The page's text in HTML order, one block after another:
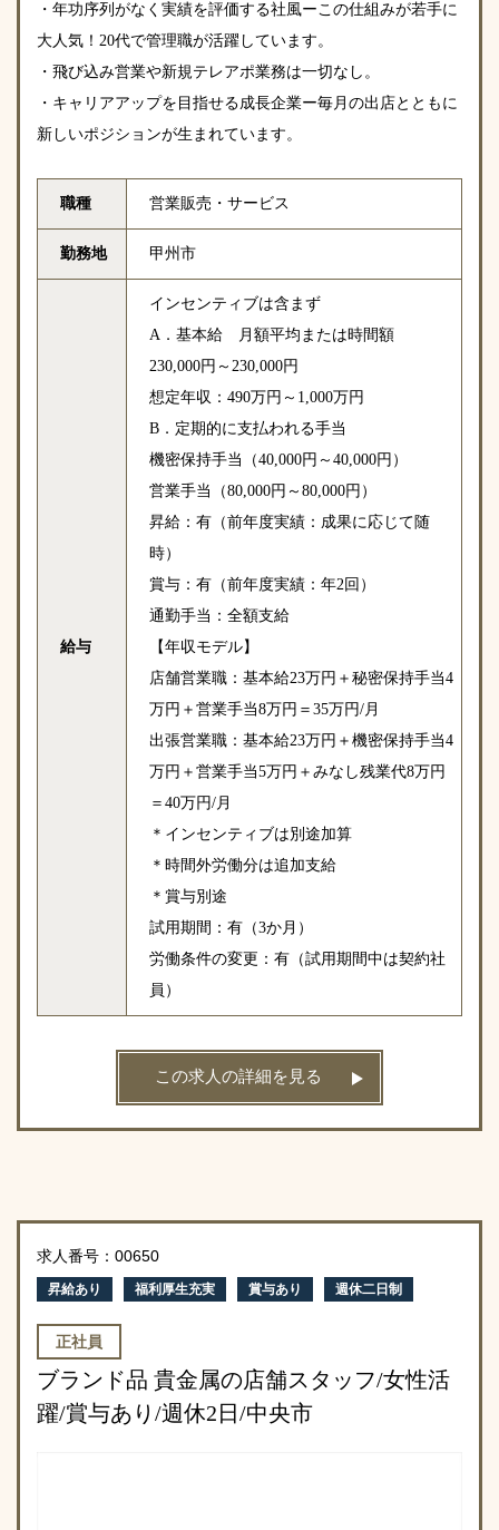
・年功序列がなく実績を評価する社風ーこの仕組みが若手に
大人気！20代で管理職が活躍しています。
・飛び込み営業や新規テレアポ業務は一切なし。
・キャリアアップを目指せる成長企業ー毎月の出店とともに
新しいポジションが生まれています。
職種 営業販売・サービス
勤務地 甲州市
給与
インセンティブは含まず
A．基本給 月額平均または時間額
230,000円～230,000円
想定年収：490万円～1,000万円
B．定期的に支払われる手当
機密保持手当（40,000円～40,000円）
営業手当（80,000円～80,000円）
昇給：有（前年度実績：成果に応じて随
時）
賞与：有（前年度実績：年2回）
通勤手当：全額支給
【年収モデル】
店舗営業職：基本給23万円＋秘密保持手当4
万円＋営業手当8万円＝35万円/月
出張営業職：基本給23万円＋機密保持手当4
万円＋営業手当5万円＋みなし残業代8万円
＝40万円/月
＊インセンティブは別途加算
＊時間外労働分は追加支給
＊賞与別途
試用期間：有（3か月）
労働条件の変更：有（試用期間中は契約社
員）
この求人の詳細を見る
求人番号：00650
昇給あり 福利厚生充実 賞与あり 週休二日制
正社員
ブランド品 貴金属の店舗スタッフ/女性活
躍/賞与あり/週休2日/中央市